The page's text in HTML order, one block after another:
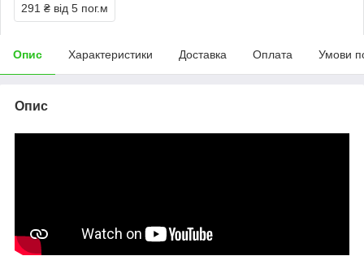
291 ₴ від 5 пог.м
Опис Характеристики Доставка Оплата Умови
Опис